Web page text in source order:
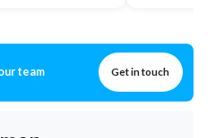
team Get in touch